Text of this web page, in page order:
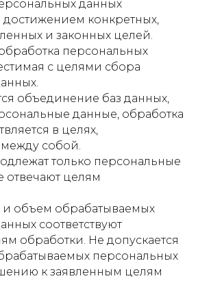
данных
достижением конкретных,
и законных целей.
персональных
с целями сбора
объединение баз данных,
данные, обработка
в целях,
собой.
только персональные
отвечают целям
и объем обрабатываемых
соответствуют
обработки. Не допускается
персональных
к заявленным целям